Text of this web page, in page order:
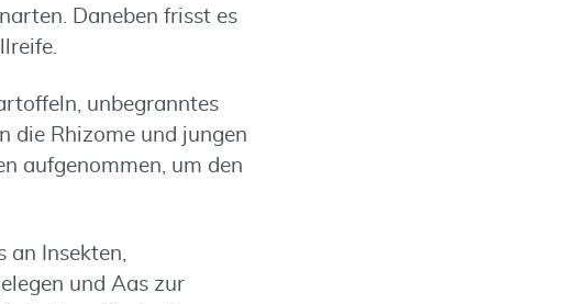
Daneben frisst es
unbegranntes
die Rhizome und jungen
aufgenommen, um den
an Insekten,
und Aas zur